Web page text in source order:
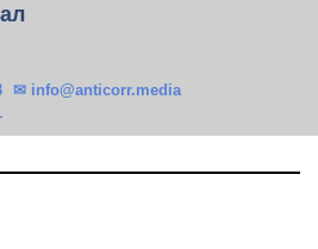
✉ info@anticorr.media